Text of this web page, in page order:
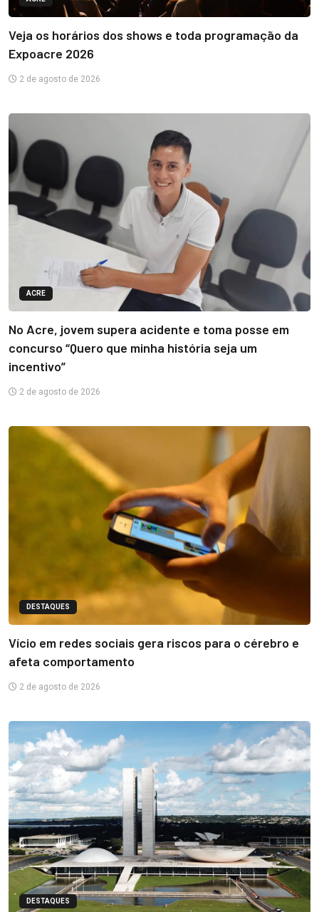
Veja os horários dos shows e toda programação da
Expoacre 2026
2 de agosto de 2026
ACRE
No Acre, jovem supera acidente e toma posse em
concurso “Quero que minha história seja um
incentivo”
2 de agosto de 2026
DESTAQUES
Vício em redes sociais gera riscos para o cérebro e
afeta comportamento
2 de agosto de 2026
DESTAQUES